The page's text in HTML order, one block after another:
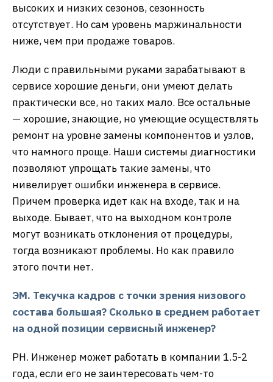
высоких и низких сезонов, сезонность
отсутствует. Но сам уровень маржинальности
ниже, чем при продаже товаров.
Люди с правильными руками зарабатывают в
сервисе хорошие деньги, они умеют делать
практически все, но таких мало. Все остальные
— хорошие, знающие, но умеющие осуществлять
ремонт на уровне замены компонентов и узлов,
что намного проще. Наши системы диагностики
позволяют упрощать такие замены, что
нивелирует ошибки инженера в сервисе.
Причем проверка идет как на входе, так и на
выходе. Бывает, что на выходном контроле
могут возникать отклонения от процедуры,
тогда возникают проблемы. Но как правило
этого почти нет.
ЭМ. Текучка кадров с точки зрения низового
состава большая? Сколько в среднем работает
на одной позиции сервисный инженер?
РН. Инженер может работать в компании 1.5-2
года, если его не заинтересовать чем-то